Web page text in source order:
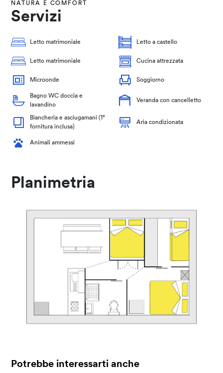
NATURA E COMFORT
Servizi
Letto matrimoniale Letto a castello
Letto matrimoniale Cucina attrezzata
Microonde Soggiorno
Bagno WC doccia e
lavandino
Veranda con cancelletto
Biancheria e asciugamani (1°
fornitura inclusa)
Aria condizionata
Animali ammessi
Planimetria
Potrebbe interessarti anche